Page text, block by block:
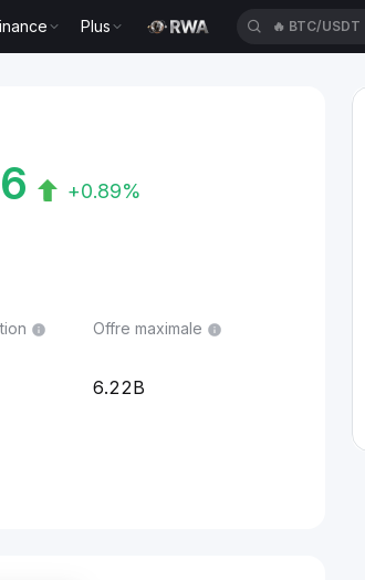
Plus 🔥 XAUT/USDT
+0.89%
Offre maximale
6.22B